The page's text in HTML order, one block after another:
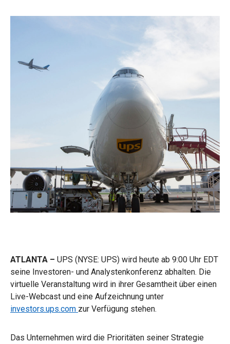
ATLANTA – UPS (NYSE: UPS) wird heute ab 9:00 Uhr EDT
seine Investoren- und Analystenkonferenz abhalten. Die
virtuelle Veranstaltung wird in ihrer Gesamtheit über einen
Live-Webcast und eine Aufzeichnung unter
investors.ups.com zur Verfügung stehen.
Das Unternehmen wird die Prioritäten seiner Strategie